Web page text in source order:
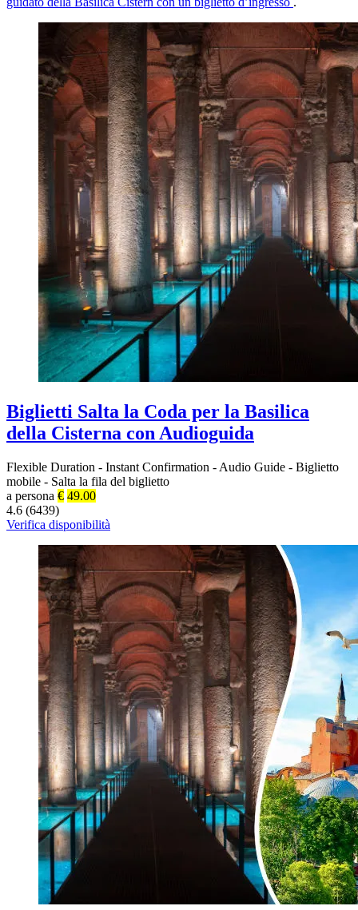
Biglietti Salta la Coda per la Basilica
della Cisterna con Audioguida
Flexible Duration - Instant Confirmation - Audio Guide - Biglietto
mobile - Salta la fila del biglietto
a persona € 49.00
4.6 (6439)
Verifica disponibilità